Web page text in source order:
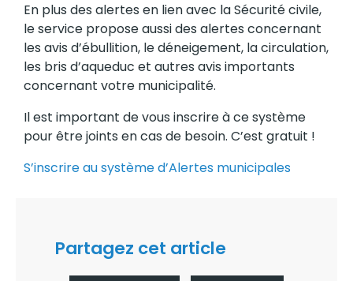
En plus des alertes en lien avec la Sécurité civile,
le service propose aussi des alertes concernant
les avis d’ébullition, le déneigement, la circulation,
les bris d’aqueduc et autres avis importants
concernant votre municipalité.
Il est important de vous inscrire à ce système
pour être joints en cas de besoin. C’est gratuit !
S’inscrire au système d’Alertes municipales
Partagez cet article